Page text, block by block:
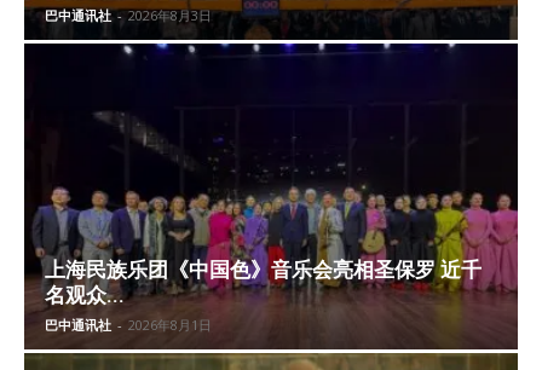
巴中通讯社 - 2026年8月3日
上海民族乐团《中国色》音乐会亮相圣保罗 近千
名观众...
巴中通讯社 - 2026年8月1日